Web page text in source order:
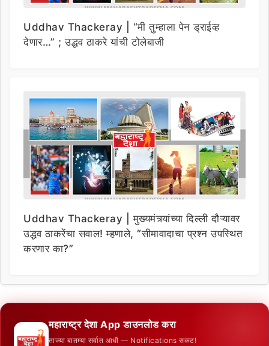
Uddhav Thackeray | “मी तुम्हाला पेन ड्राईव्ह
देणार…” ; उद्धव ठाकरे यांची टोलेबाजी
Uddhav Thackeray | मुख्यमंत्र्यांच्या दिल्ली दौऱ्यावर
उद्धव ठाकरेंचा सवाल! म्हणाले, “सीमावादाचा प्रश्न उपस्थित
करणार का?”
महाराष्ट्र देशा App डाउनलोड करा
ताज्या बातम्या सर्वात आधी — Notifications सकट!